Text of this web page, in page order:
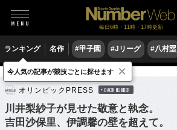
毎日6時・11時・17時更新
ランキング 名作 #甲子園 #Jリーグ #八村塁
格闘技 レスリング
オリンピックPRESS BACK NUMBER
川井梨紗子が見せた敬意と執念。
吉田沙保里、伊調馨の壁を超えて。
今人気の記事が競技ごとに探せます ×